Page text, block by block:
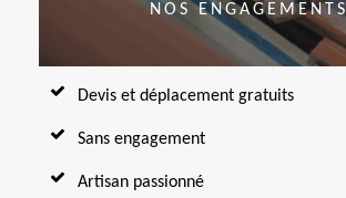
NOS ENGAGEMENTS
Devis et déplacement gratuits
Sans engagement
Artisan passionné